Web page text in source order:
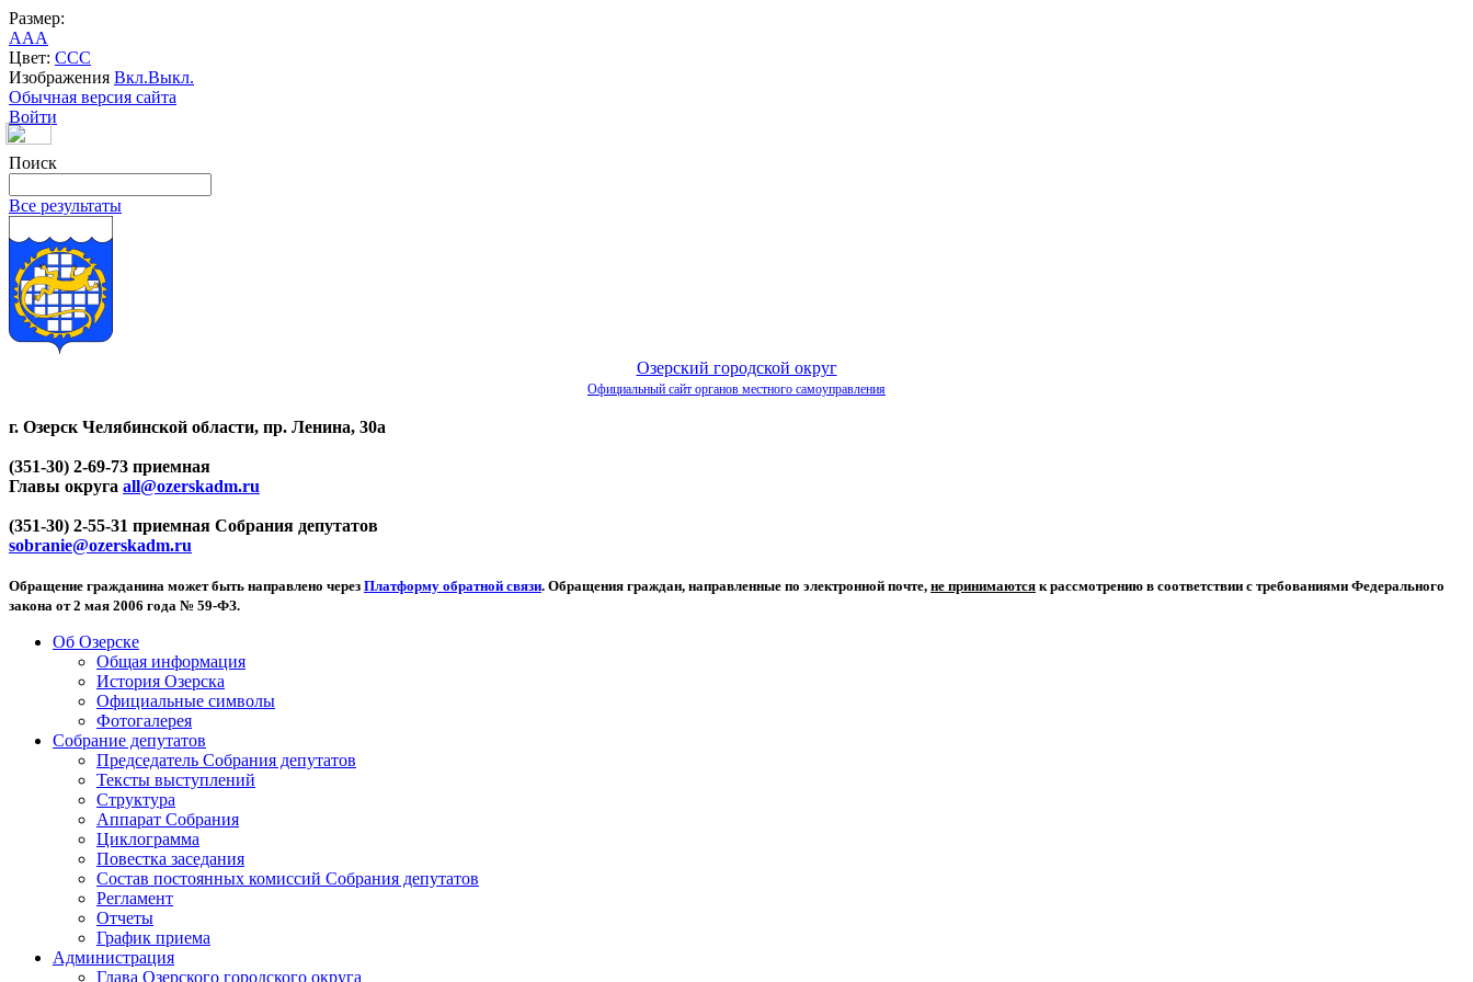
Размер:
AAA
Цвет: CCC
Изображения Вкл.Выкл.
Обычная версия сайта
Войти
Поиск
Все результаты
Озерский городской округ
Официальный сайт органов местного самоуправления
г. Озерск Челябинской области, пр. Ленина, 30а
(351-30) 2-69-73 приемная
Главы округа all@ozerskadm.ru
(351-30) 2-55-31 приемная Собрания депутатов
sobranie@ozerskadm.ru
Обращение гражданина может быть направлено через Платформу обратной связи. Обращения граждан, направленные по электронной почте, не принимаются к рассмотрению в соответствии с требованиями Федерального
закона от 2 мая 2006 года № 59-ФЗ.
Об Озерске
Общая информация
История Озерска
Официальные символы
Фотогалерея
Собрание депутатов
Председатель Собрания депутатов
Тексты выступлений
Структура
Аппарат Собрания
Циклограмма
Повестка заседания
Состав постоянных комиссий Собрания депутатов
Регламент
Отчеты
График приема
Администрация
Глава Озерского городского округа